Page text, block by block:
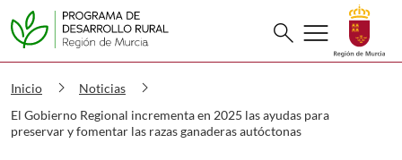
PDR El Gobierno RegionalBuscar
search menu
Inicio chevron_right Noticias chevron_right
El Gobierno Regional incrementa en 2025 las ayudas para
preservar y fomentar las razas ganaderas autóctonas